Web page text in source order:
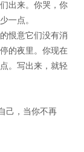
出来。你哭，你
一点。
恨意它们没有消
的夜里。你现在
。写出来，就轻
己，当你不再